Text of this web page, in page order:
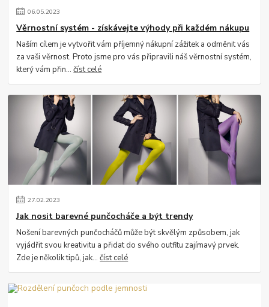
06.05.2023
Věrnostní systém - získávejte výhody při každém nákupu
Naším cílem je vytvořit vám příjemný nákupní zážitek a odměnit vás
za vaši věrnost. Proto jsme pro vás připravili náš věrnostní systém,
který vám přin...číst celé
27.02.2023
Jak nosit barevné punčocháče a být trendy
Nošení barevných punčocháčů může být skvělým způsobem, jak
vyjádřit svou kreativitu a přidat do svého outfitu zajímavý prvek.
Zde je několik tipů, jak...číst celé